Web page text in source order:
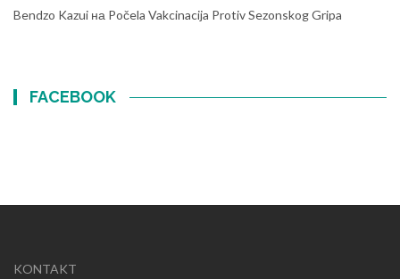
Bendzo Kazui на Počela Vakcinacija Protiv Sezonskog Gripa
FACEBOOK
KONTAKT